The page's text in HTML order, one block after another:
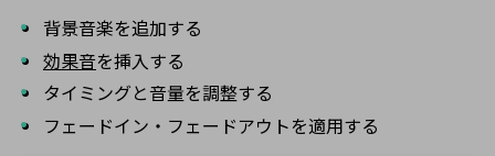
背景音楽を追加する
効果音を挿入する
タイミングと音量を調整する
フェードイン・フェードアウトを適用する